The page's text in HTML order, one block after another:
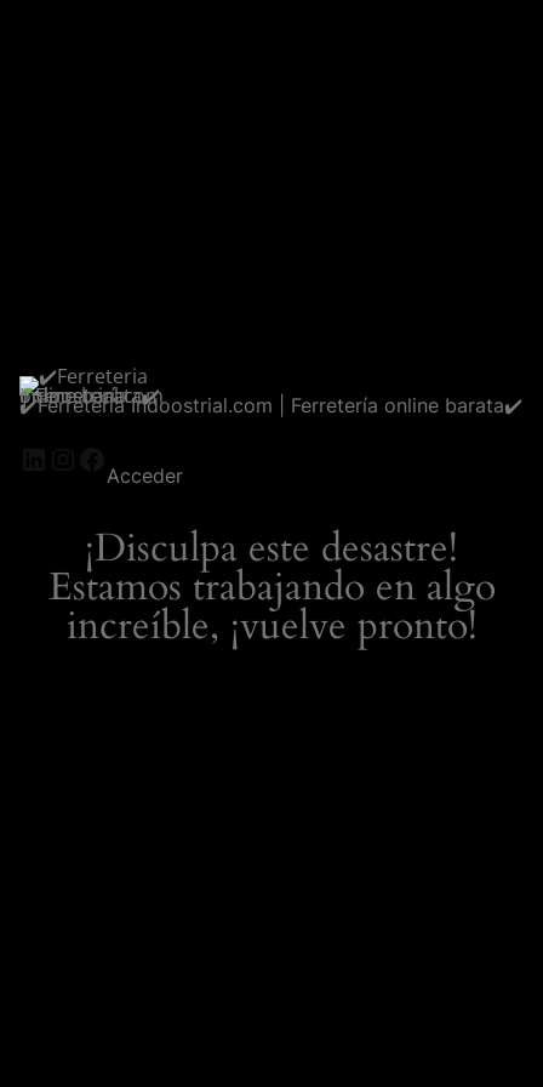
✔️Ferreteria Indoostrial.com | Ferretería online barata✔️
LinkedIn
Instagram
Facebook
Acceder
¡Disculpa este desastre!
Estamos trabajando en algo
increíble, ¡vuelve pronto!